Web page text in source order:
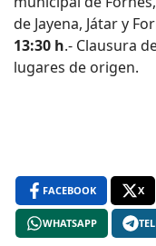
de Jayena, Játar y
13:30 h.- Clausura
lugares de origen.
FACEBOOK X
WHATSAPP